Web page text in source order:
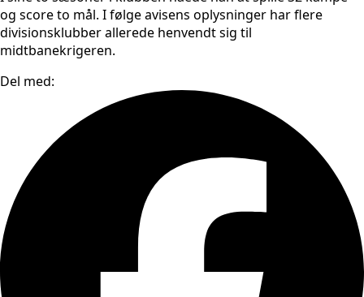
og score to mål. I følge avisens oplysninger har flere
divisionsklubber allerede henvendt sig til
midtbanekrigeren.
Del med: